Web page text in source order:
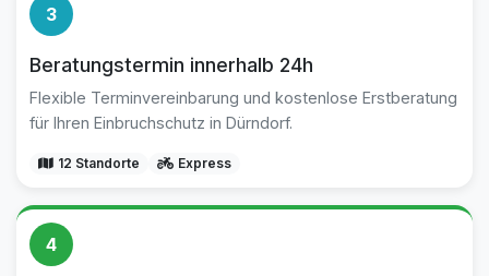
3
Beratungstermin innerhalb 24h
Flexible Terminvereinbarung und kostenlose Erstberatung
für Ihren Einbruchschutz in Dürndorf.
12 Standorte Express
4